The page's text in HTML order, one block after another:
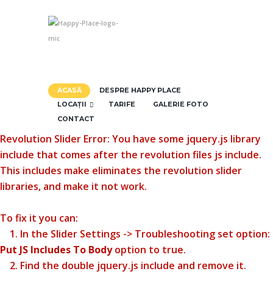
ACASĂ
DESPRE HAPPY PLACE
LOCAȚII
TARIFE
GALERIE FOTO
CONTACT
Revolution Slider Error: You have some jquery.js library
include that comes after the revolution files js include.
This includes make eliminates the revolution slider
libraries, and make it not work.
To fix it you can:
1. In the Slider Settings -> Troubleshooting set option:
Put JS Includes To Bodyoption to true.
2. Find the double jquery.js include and remove it.